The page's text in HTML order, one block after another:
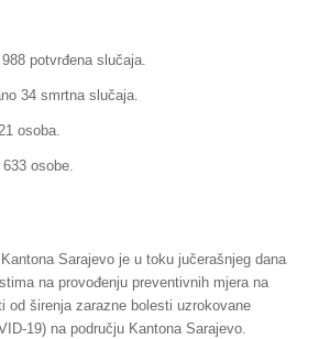
potvrđena slučaja.
34 smrtna slučaja.
osoba.
osobe.
Sarajevo je u toku jučerašnjeg dana
na provođenju preventivnih mjera na
od širenja zarazne bolesti uzrokovane
19) na području Kantona Sarajevo.